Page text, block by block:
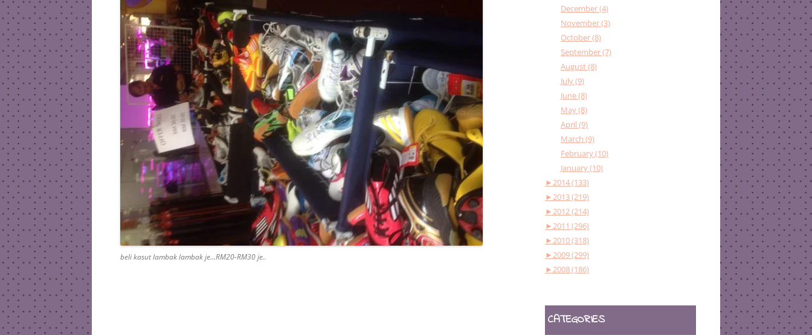
beli kasut lambak lambak je…RM20-RM30 je..
December (4)
November (3)
October (8)
September (7)
August (8)
July (9)
June (8)
May (8)
April (9)
March (9)
February (10)
January (10)
►2014 (133)
►2013 (219)
►2012 (214)
►2011 (296)
►2010 (318)
►2009 (299)
►2008 (186)
CATEGORIES